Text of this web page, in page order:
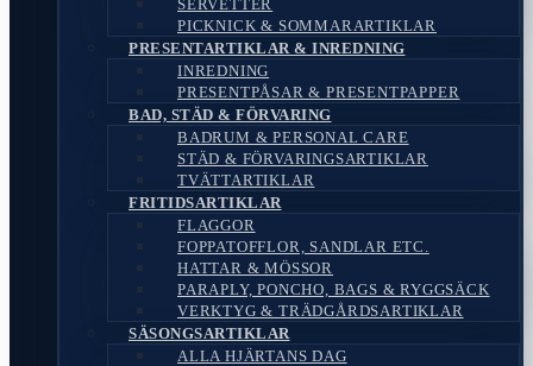
SERVETTER
PICKNICK & SOMMARARTIKLAR
PRESENTARTIKLAR & INREDNING
INREDNING
PRESENTPÅSAR & PRESENTPAPPER
BAD, STÄD & FÖRVARING
BADRUM & PERSONAL CARE
STÄD & FÖRVARINGSARTIKLAR
TVÄTTARTIKLAR
FRITIDSARTIKLAR
FLAGGOR
FOPPATOFFLOR, SANDLAR ETC.
HATTAR & MÖSSOR
PARAPLY, PONCHO, BAGS & RYGGSÄCK
VERKTYG & TRÄDGÅRDSARTIKLAR
SÄSONGSARTIKLAR
ALLA HJÄRTANS DAG